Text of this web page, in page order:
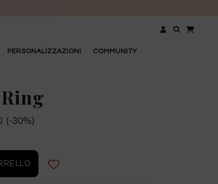
PERSONALIZZAZIONI COMMUNITY
Ring
(-30%)